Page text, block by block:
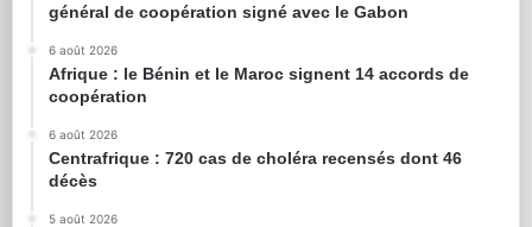
général de coopération signé avec le Gabon
6 août 2026
Afrique : le Bénin et le Maroc signent 14 accords de
coopération
6 août 2026
Centrafrique : 720 cas de choléra recensés dont 46
décès
5 août 2026